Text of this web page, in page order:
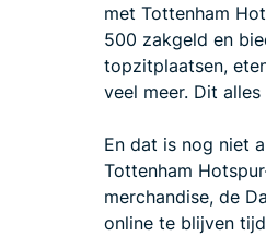
met Tottenham
500 zakgeld en
topzitplaatsen,
veel meer. Dit
En dat is nog niet
Tottenham
merchandise, de
online te blijven